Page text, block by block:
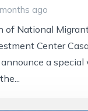
ago
of National
Center
a special